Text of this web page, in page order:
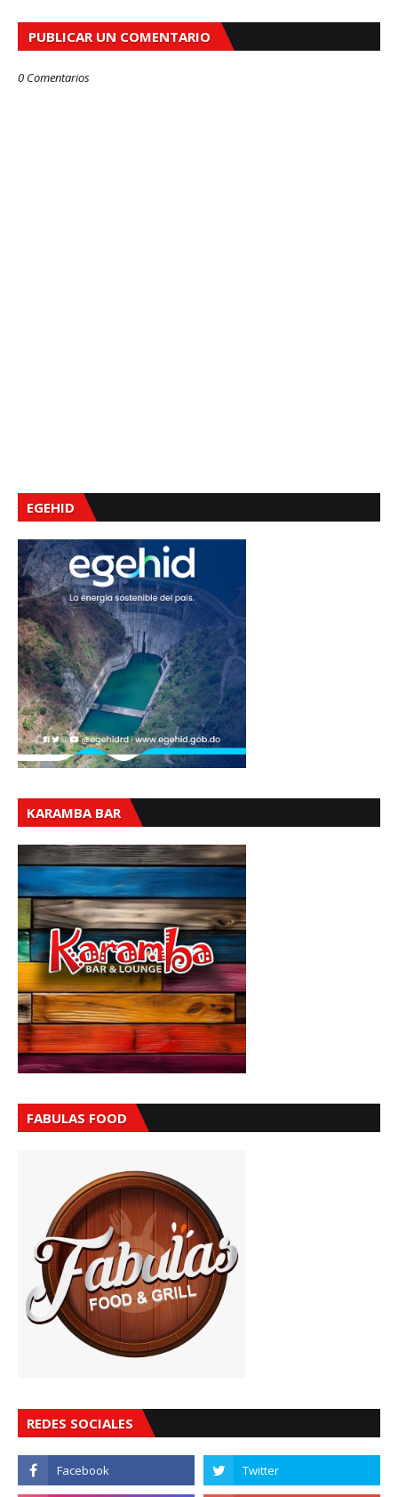
PUBLICAR UN COMENTARIO
0 Comentarios
EGEHID
KARAMBA BAR
FABULAS FOOD
REDES SOCIALES